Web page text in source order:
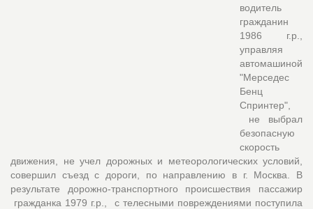
водитель
гражданин
1986 г.р.,
управляя
автомашиной
"Мерседес
Бенц
Спринтер",
не выбрал
безопасную
скорость
движения, не учел дорожных и метеорологических условий,
совершил съезд с дороги, по направлению в г. Москва. В
результате дорожно-транспортного происшествия пассажир
гражданка 1979 г.р., с телесными повреждениями поступила